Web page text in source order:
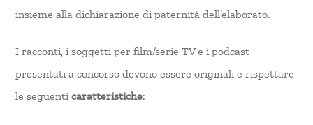
insieme alla dichiarazione di paternità dell’elaborato.
I racconti, i soggetti per film/serie TV e i podcast
presentati a concorso devono essere originali e rispettare
le seguenticaratteristiche: